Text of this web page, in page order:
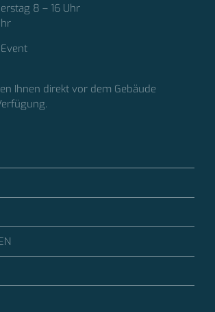
8 – 16 Uhr
Ihnen direkt vor dem Gebäude